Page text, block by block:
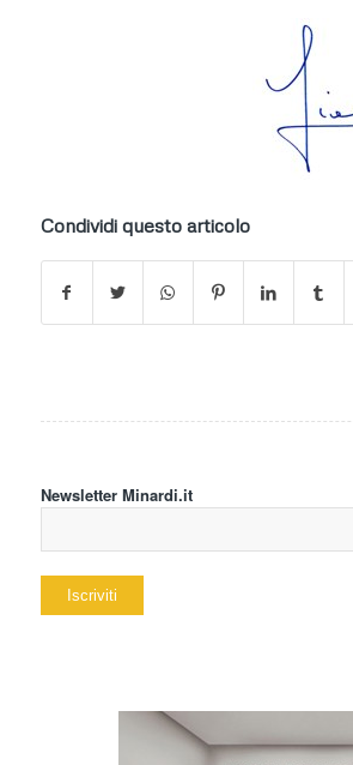
Condividi questo articolo
Newsletter Minardi.it